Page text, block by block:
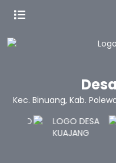
Kec. Binuang, Kab.